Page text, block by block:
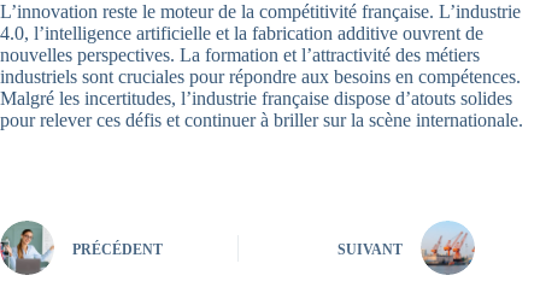
L’innovation reste le moteur de la compétitivité française. L’industrie
4.0, l’intelligence artificielle et la fabrication additive ouvrent de
nouvelles perspectives. La formation et l’attractivité des métiers
industriels sont cruciales pour répondre aux besoins en compétences.
Malgré les incertitudes, l’industrie française dispose d’atouts solides
pour relever ces défis et continuer à briller sur la scène internationale.
PRÉCÉDENT SUIVANT